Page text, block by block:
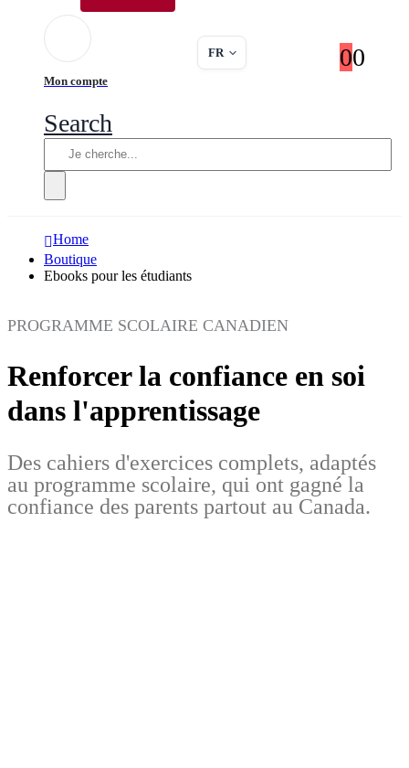
Mon compte
FR 00
Search
Home
Boutique
Ebooks pour les étudiants
PROGRAMME SCOLAIRE CANADIEN
Renforcer la confiance en soi
dans l'apprentissage
Des cahiers d'exercices complets, adaptés
au programme scolaire, qui ont gagné la
confiance des parents partout au Canada.